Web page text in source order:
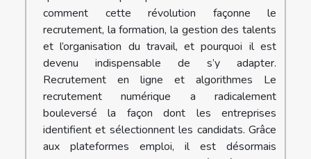
comment cette révolution façonne le
recrutement, la formation, la gestion des talents
et l’organisation du travail, et pourquoi il est
devenu indispensable de s’y adapter.
Recrutement en ligne et algorithmes Le
recrutement numérique a radicalement
bouleversé la façon dont les entreprises
identifient et sélectionnent les candidats. Grâce
aux plateformes emploi, il est désormais